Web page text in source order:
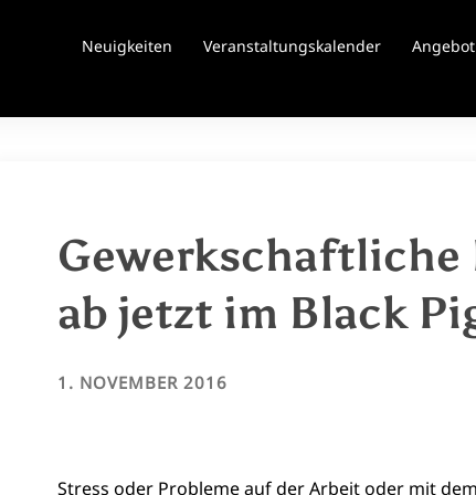
Neuigkeiten Veranstaltungskalender Angebot
ab jetzt im Black
1. NOVEMBER 2016
Stress oder Probleme auf der Arbeit oder mit